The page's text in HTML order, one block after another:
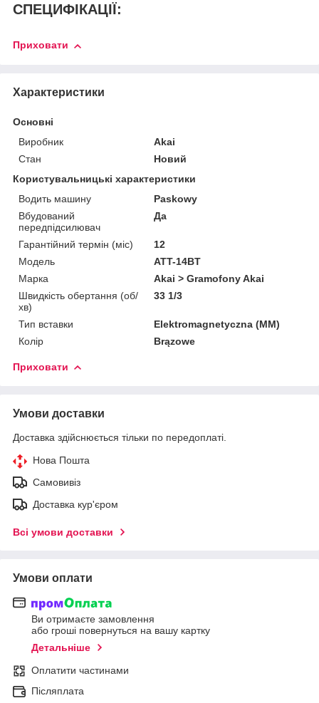
СПЕЦИФІКАЦІЇ:
Приховати
Характеристики
Основні
Виробник
Akai
Стан
Новий
Користувальницькі характеристики
Водить машину
Paskowy
Вбудований
передпідсилювач
Да
Гарантійний термін (міс)
12
Мoдель
ATT-14BT
Марка
Akai > Gramofony Akai
Швидкість обертання (об/
хв)
33 1/3
Тип вставки
Elektromagnetyczna (MM)
Колір
Brązowe
Приховати
Умови доставки
Доставка здійснюється тільки по передоплаті.
Нова Пошта
Самовивіз
Доставка кур'єром
Всі умови доставки
Умови оплати
Ви отримаєте замовлення
або гроші повернуться на вашу картку
Детальніше
Оплатити частинами
Післяплата